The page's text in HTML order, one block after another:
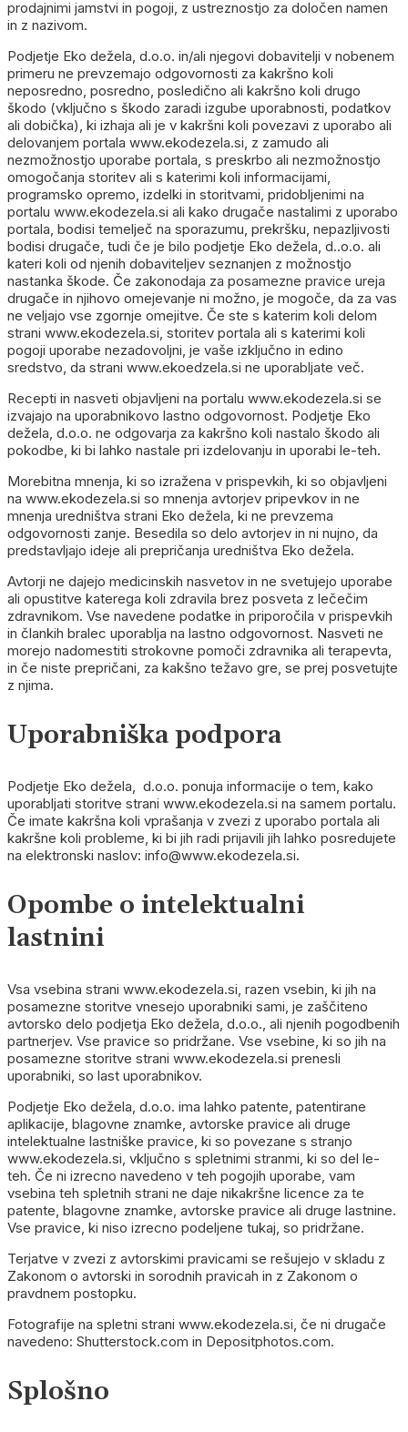
prodajnimi jamstvi in pogoji, z ustreznostjo za določen namen
in z nazivom.
Podjetje Eko dežela, d.o.o. in/ali njegovi dobavitelji v nobenem
primeru ne prevzemajo odgovornosti za kakršno koli
neposredno, posredno, posledično ali kakršno koli drugo
škodo (vključno s škodo zaradi izgube uporabnosti, podatkov
ali dobička), ki izhaja ali je v kakršni koli povezavi z uporabo ali
delovanjem portala www.ekodezela.si, z zamudo ali
nezmožnostjo uporabe portala, s preskrbo ali nezmožnostjo
omogočanja storitev ali s katerimi koli informacijami,
programsko opremo, izdelki in storitvami, pridobljenimi na
portalu www.ekodezela.si ali kako drugače nastalimi z uporabo
portala, bodisi temelječ na sporazumu, prekršku, nepazljivosti
bodisi drugače, tudi če je bilo podjetje Eko dežela, d..o.o. ali
kateri koli od njenih dobaviteljev seznanjen z možnostjo
nastanka škode. Če zakonodaja za posamezne pravice ureja
drugače in njihovo omejevanje ni možno, je mogoče, da za vas
ne veljajo vse zgornje omejitve. Če ste s katerim koli delom
strani www.ekodezela.si, storitev portala ali s katerimi koli
pogoji uporabe nezadovoljni, je vaše izključno in edino
sredstvo, da strani www.ekoedzela.si ne uporabljate več.
Recepti in nasveti objavljeni na portalu www.ekodezela.si se
izvajajo na uporabnikovo lastno odgovornost. Podjetje Eko
dežela, d.o.o. ne odgovarja za kakršno koli nastalo škodo ali
pokodbe, ki bi lahko nastale pri izdelovanju in uporabi le-teh.
Morebitna mnenja, ki so izražena v prispevkih, ki so objavljeni
na www.ekodezela.si so mnenja avtorjev pripevkov in ne
mnenja uredništva strani Eko dežela, ki ne prevzema
odgovornosti zanje. Besedila so delo avtorjev in ni nujno, da
predstavljajo ideje ali prepričanja uredništva Eko dežela.
Avtorji ne dajejo medicinskih nasvetov in ne svetujejo uporabe
ali opustitve katerega koli zdravila brez posveta z lečečim
zdravnikom. Vse navedene podatke in priporočila v prispevkih
in člankih bralec uporablja na lastno odgovornost. Nasveti ne
morejo nadomestiti strokovne pomoči zdravnika ali terapevta,
in če niste prepričani, za kakšno težavo gre, se prej posvetujte
z njima.
Uporabniška podpora
Podjetje Eko dežela, d.o.o. ponuja informacije o tem, kako
uporabljati storitve strani www.ekodezela.si na samem portalu.
Če imate kakršna koli vprašanja v zvezi z uporabo portala ali
kakršne koli probleme, ki bi jih radi prijavili jih lahko posredujete
na elektronski naslov: info@www.ekodezela.si.
Opombe o intelektualni
lastnini
Vsa vsebina strani www.ekodezela.si, razen vsebin, ki jih na
posamezne storitve vnesejo uporabniki sami, je zaščiteno
avtorsko delo podjetja Eko dežela, d.o.o., ali njenih pogodbenih
partnerjev. Vse pravice so pridržane. Vse vsebine, ki so jih na
posamezne storitve strani www.ekodezela.si prenesli
uporabniki, so last uporabnikov.
Podjetje Eko dežela, d.o.o. ima lahko patente, patentirane
aplikacije, blagovne znamke, avtorske pravice ali druge
intelektualne lastniške pravice, ki so povezane s stranjo
www.ekodezela.si, vključno s spletnimi stranmi, ki so del le-
teh. Če ni izrecno navedeno v teh pogojih uporabe, vam
vsebina teh spletnih strani ne daje nikakršne licence za te
patente, blagovne znamke, avtorske pravice ali druge lastnine.
Vse pravice, ki niso izrecno podeljene tukaj, so pridržane.
Terjatve v zvezi z avtorskimi pravicami se rešujejo v skladu z
Zakonom o avtorski in sorodnih pravicah in z Zakonom o
pravdnem postopku.
Fotografije na spletni strani www.ekodezela.si, če ni drugače
navedeno: Shutterstock.com in Depositphotos.com.
Splošno